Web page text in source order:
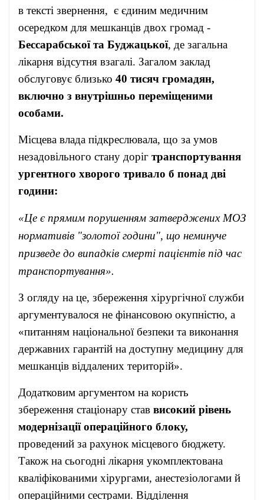
в тексті звернення, є єдиним медичним
осередком для мешканців двох громад -
Бессарабської та Буджацької, де загальна
лікарня відсутня взагалі. Загалом заклад
обслуговує близько 40 тисяч громадян,
включно з внутрішньо переміщеними
особами.
Місцева влада підкреслювала, що за умов
незадовільного стану доріг транспортування
ургентного хворого тривало б понад дві
години:
«Це є прямим порушенням затверджених МОЗ
нормативів "золотої години", що неминуче
призведе до випадків смерті пацієнтів під час
транспортування».
З огляду на це, збереження хірургічної служби
аргументувалося не фінансовою окупністю, а
«питанням національної безпеки та виконання
державних гарантій на доступну медицину для
мешканців віддалених територій».
Додатковим аргументом на користь
збереження стаціонару став високий рівень
модернізації операційного блоку,
проведений за рахунок місцевого бюджету.
Також на сьогодні лікарня укомплектована
кваліфікованими хірургами, анестезіологами й
операційними сестрами. Відділення